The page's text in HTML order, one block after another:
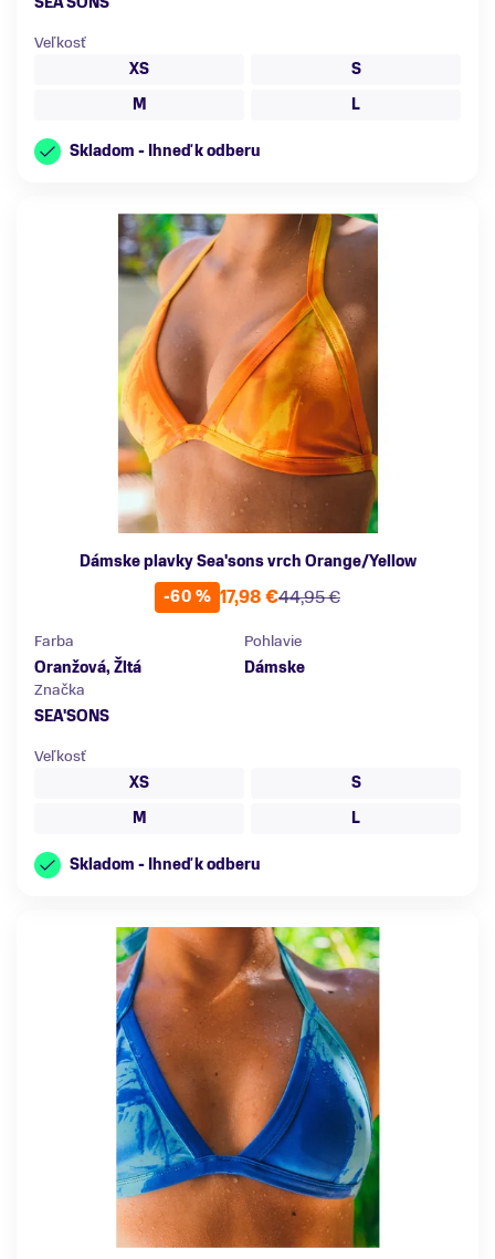
Veľkosť
XS
S
M
L
Skladom - Ihneď k odberu
Dámske plavky Sea'sons vrch Orange/Yellow
-60 %
44,95 €
17,98 €
Farba
Oranžová, Žltá
Pohlavie
Dámske
Značka
SEA'SONS
Veľkosť
XS
S
M
L
Skladom - Ihneď k odberu